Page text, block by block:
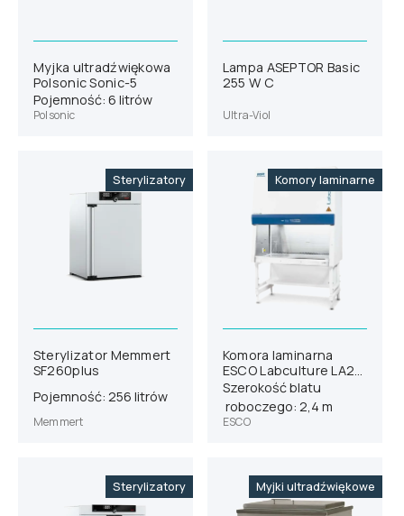
Myjka ultradźwiękowa
Polsonic Sonic-5
Pojemność: 6 litrów
Polsonic
Lampa ASEPTOR Basic
255 W C
Ultra-Viol
Sterylizatory
Sterylizator Memmert
SF260plus
Pojemność: 256 litrów
Memmert
Komory laminarne
Komora laminarna
ESCO Labculture LA2-
8A1-E
Szerokość blatu
roboczego: 2,4 m
ESCO
Sterylizatory Myjki ultradźwiękowe